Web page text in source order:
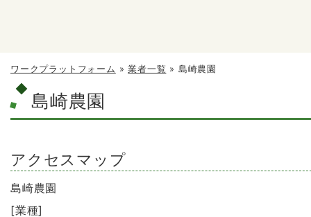
ワークプラットフォーム »業者一覧 » 島崎農園
島崎農園
アクセスマップ
島崎農園
[業種]